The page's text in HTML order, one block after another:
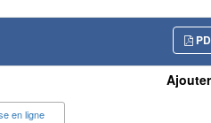
en ligne